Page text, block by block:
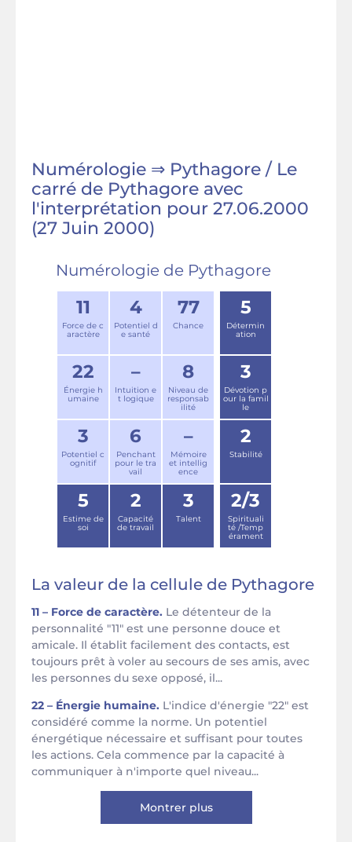
Numérologie ⇒ Pythagore / Le
carré de Pythagore avec
l'interprétation pour 27.06.2000
(27 Juin 2000)
Numérologie de Pythagore
11
Force de c
aractère
4
Potentiel d
e santé
77
Chance
22
Énergie h
umaine
–
Intuition e
t logique
8
Niveau de
responsab
ilité
3
Potentiel c
ognitif
6
Penchant
pour le tra
vail
–
Mémoire
et intellig
ence
5
Détermin
ation
3
Dévotion p
our la famil
le
2
Stabilité
5
Estime de
soi
2
Capacité
de travail
3
Talent
2/3
Spirituali
té /Temp
érament
La valeur de la cellule de Pythagore
11 – Force de caractère. Le détenteur de la
personnalité "11" est une personne douce et
amicale. Il établit facilement des contacts, est
toujours prêt à voler au secours de ses amis, avec
les personnes du sexe opposé, il...
22 – Énergie humaine. L'indice d'énergie "22" est
considéré comme la norme. Un potentiel
énergétique nécessaire et suffisant pour toutes
les actions. Cela commence par la capacité à
communiquer à n'importe quel niveau...
Montrer plus